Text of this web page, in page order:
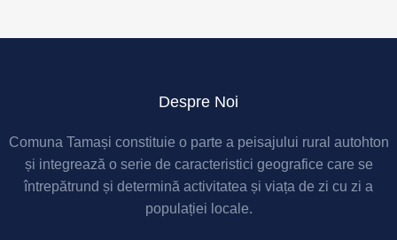
Despre Noi
Comuna Tamași constituie o parte a peisajului rural autohton
și integrează o serie de caracteristici geografice care se
întrepătrund și determină activitatea și viața de zi cu zi a
populației locale.